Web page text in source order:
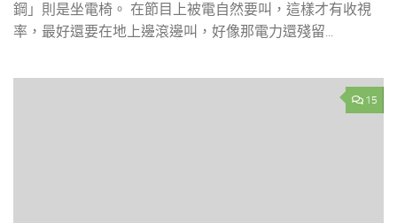
鋼」則是坐電椅。 在節目上被電自然要叫，這樣才有收視
率，最好還要在地上邊滾邊叫，好像那電力還殘留...
15